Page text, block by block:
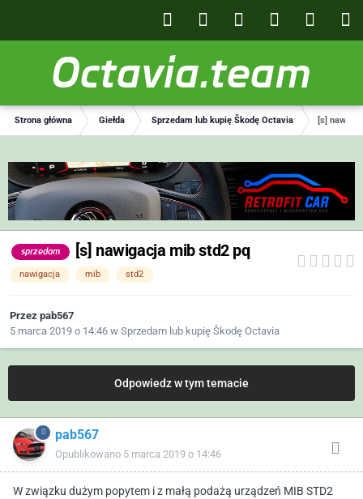
Octavia.team
Strona główna Giełda Sprzedam lub kupię Škodę Octavia [s]
sprzedam [s] nawigacja mib std2 pq
nawigacja mib std2
Przez pab567
5 marca 2019 o 14:46 w Sprzedam lub kupię Škodę Octavia
Odpowiedz w tym temacie
pab567
Opublikowano 5 marca 2019 o 14:46
W związku dużym popytem i z małą podażą urządzeń MIB STD2